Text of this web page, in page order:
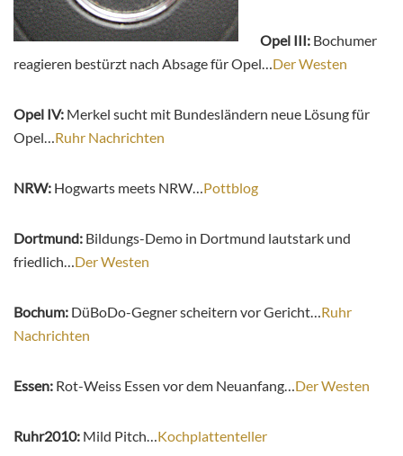
Opel III: Bochumer
reagieren bestürzt nach Absage für Opel…Der Westen
Opel IV: Merkel sucht mit Bundesländern neue Lösung für
Opel…Ruhr Nachrichten
NRW: Hogwarts meets NRW…Pottblog
Dortmund: Bildungs-Demo in Dortmund lautstark und
friedlich…Der Westen
Bochum: DüBoDo-Gegner scheitern vor Gericht…Ruhr
Nachrichten
Essen: Rot-Weiss Essen vor dem Neuanfang…Der Westen
Ruhr2010: Mild Pitch…Kochplattenteller